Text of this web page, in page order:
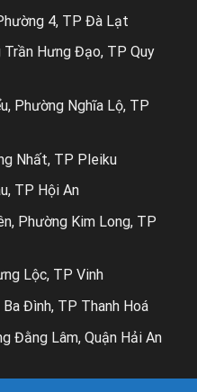
4, TP Đà Lạt
Trần Hưng Đạo, TP Quy
Phường Nghĩa Lộ, TP
Nhất, TP Pleiku
TP Hội An
Phường Kim Long, TP
Lộc, TP Vinh
Đình, TP Thanh Hoá
Đằng Lâm, Quận Hải An